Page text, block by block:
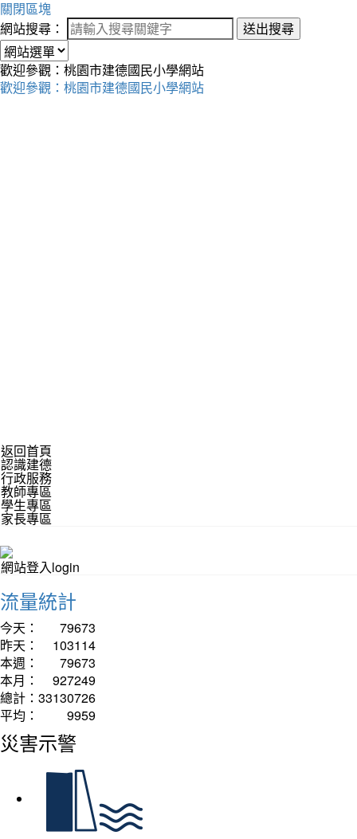
關閉區塊
網站搜尋：
送出搜尋
歡迎參觀：桃園市建德國民小學網站
歡迎參觀：桃園市建德國民小學網站
返回首頁
認識建德
行政服務
教師專區
學生專區
家長專區
網站登入login
流量統計
今天：
79673
昨天：
103114
本週：
79673
本月：
927249
總計： 33130726
平均：
9959
災害示警